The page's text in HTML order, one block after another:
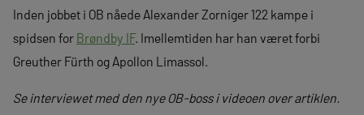
Inden jobbet i OB nåede Alexander Zorniger 122 kampe i
spidsen for Brøndby IF. Imellemtiden har han været forbi
Greuther Fürth og Apollon Limassol.
Se interviewet med den nye OB-boss i videoen over artiklen.